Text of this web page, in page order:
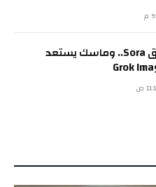
OpenAI تغلق Sora.. وماسك يستعد